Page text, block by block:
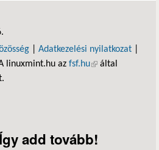
Adatkezelési nyilatkozat
linuxmint.hu az fsf.hu(külső hivatkozás)
által
add tovább!